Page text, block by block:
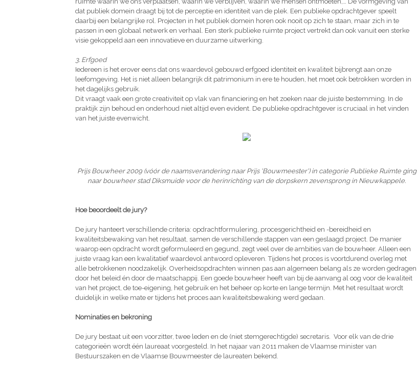
dat publiek domein draagt bij tot de perceptie en identiteit van de plek. Een publieke opdrachtgever speelt
daarbij een belangrijke rol. Projecten in het publiek domein horen ook nooit op zich te staan, maar zich in te
passen in een globaal netwerk en verhaal. Een sterk publieke ruimte project vertrekt dan ook vanuit een sterke
visie gekoppeld aan een innovatieve en duurzame uitwerking.
3. Erfgoed
Iedereen is het erover eens dat ons waardevol gebouwd erfgoed identiteit en kwaliteit bijbrengt aan onze
leefomgeving. Het is niet alleen belangrijk dit patrimonium in ere te houden, het moet ook betrokken worden in
het dagelijks gebruik.
Dit vraagt vaak een grote creativiteit op vlak van financiering en het zoeken naar de juiste bestemming. In de
praktijk zijn behoud en onderhoud niet altijd even evident. De publieke opdrachtgever is cruciaal in het vinden
van het juiste evenwicht.
Prijs Bouwheer 2009 (vóór de naamsverandering naar Prijs 'Bouwmeester') in categorie Publieke Ruimte ging
naar bouwheer stad Diksmuide voor de herinrichting van de dorpskern zevensprong in Nieuwkappele.
Hoe beoordeelt de jury?
De jury hanteert verschillende criteria: opdrachtformulering, procesgerichtheid en -bereidheid en
kwaliteitsbewaking van het resultaat, samen de verschillende stappen van een geslaagd project. De manier
waarop een opdracht wordt geformuleerd en gegund, zegt veel over de ambities van de bouwheer. Alleen een
juiste vraag kan een kwalitatief waardevol antwoord opleveren. Tijdens het proces is voortdurend overleg met
alle betrokkenen noodzakelijk. Overheidsopdrachten winnen pas aan algemeen belang als ze worden gedragen
door het beleid én door de maatschappij. Een goede bouwheer heeft van bij de aanvang al oog voor de kwaliteit
van het project, de toe-eigening, het gebruik en het beheer op korte en lange termijn. Met het resultaat wordt
duidelijk in welke mate er tijdens het proces aan kwaliteitsbewaking werd gedaan.
Nominaties en bekroning
De jury bestaat uit een voorzitter, twee leden en de (niet stemgerechtigde) secretaris. Voor elk van de drie
categorieën wordt één laureaat voorgesteld. In het najaar van 2011 maken de Vlaamse minister van
Bestuurszaken en de Vlaamse Bouwmeester de laureaten bekend.